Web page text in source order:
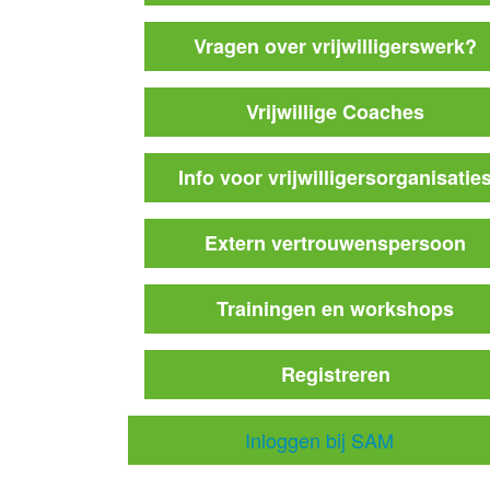
Vragen over vrijwilligerswerk?
Vrijwillige Coaches
Info voor
Extern vertrouwenspersoon
Trainingen en workshops
Registreren
Inloggen bij SAM